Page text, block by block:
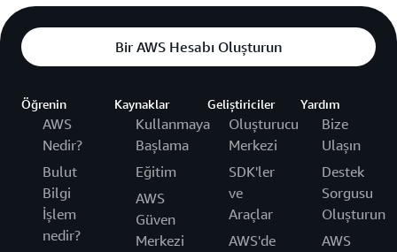
Bir AWS Hesabı Oluşturun
Öğrenin
AWS
Nedir?
Bulut
Bilgi
İşlem
nedir?
Kaynaklar
Kullanmaya
Başlama
Eğitim
AWS
Güven
Merkezi
Geliştiriciler
Oluşturucu
Merkezi
SDK'ler
ve
Araçlar
AWS'de
Yardım
Bize
Ulaşın
Destek
Sorgusu
Oluşturun
AWS